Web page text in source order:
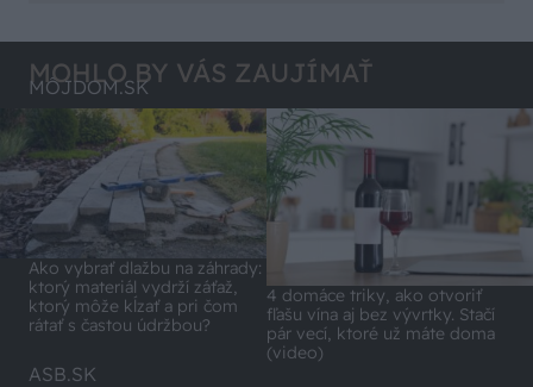
MOHLO BY VÁS ZAUJÍMAŤ
MÔJDOM.SK
Ako vybrať dlažbu na záhrady:
ktorý materiál vydrží záťaž,
ktorý môže kĺzať a pri čom
rátať s častou údržbou?
4 domáce triky, ako otvoriť
fľašu vína aj bez vývrtky. Stačí
pár vecí, ktoré už máte doma
(video)
ASB.SK